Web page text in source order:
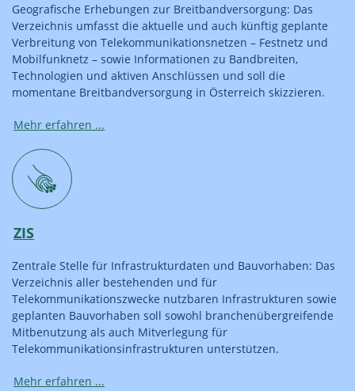
Geografische Erhebungen zur Breitband­versorgung: Das
Verzeichnis umfasst die aktuelle und auch künftig geplante
Verbreitung von Telekommunikationsnetzen – Festnetz und
Mobilfunknetz – sowie Informationen zu Bandbreiten,
Technologien und aktiven Anschlüssen und soll die
momentane Breitbandversorgung in Österreich skizzieren.
Mehr erfahren ...
ZIS
Zentrale Stelle für Infrastrukturdaten und Bauvorhaben: Das
Verzeichnis aller bestehenden und für
Telekommunikationszwecke nutzbaren Infrastrukturen sowie
geplanten Bauvorhaben soll sowohl branchenübergreifende
Mitbenutzung als auch Mitverlegung für
Telekommunikations­infrastrukturen unterstützen.
Mehr erfahren ...